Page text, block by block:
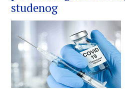
studenog